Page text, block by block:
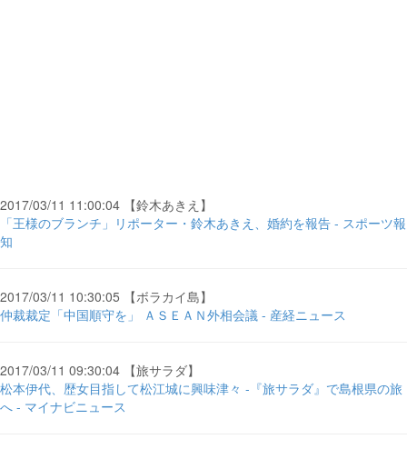
2017/03/11 11:00:04 【鈴木あきえ】
「王様のブランチ」リポーター・鈴木あきえ、婚約を報告 - スポーツ報
知
2017/03/11 10:30:05 【ボラカイ島】
仲裁裁定「中国順守を」 ＡＳＥＡＮ外相会議 - 産経ニュース
2017/03/11 09:30:04 【旅サラダ】
松本伊代、歴女目指して松江城に興味津々 -『旅サラダ』で島根県の旅
へ - マイナビニュース